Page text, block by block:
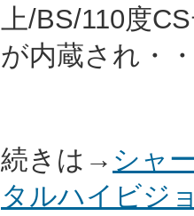
上/BS/110度
が内蔵され・
続きは→ シャ
タルハイビジ